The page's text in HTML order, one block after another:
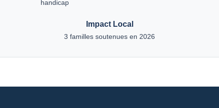
handicap
Impact Local
3 familles soutenues en 2026